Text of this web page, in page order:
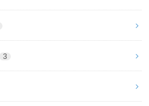
3